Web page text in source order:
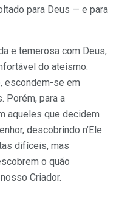
para Deus — e para
e temerosa com Deus,
do ateísmo.
escondem-se em
Porém, para a
aqueles que decidem
descobrindo n’Ele
difíceis, mas
o quão
Criador.